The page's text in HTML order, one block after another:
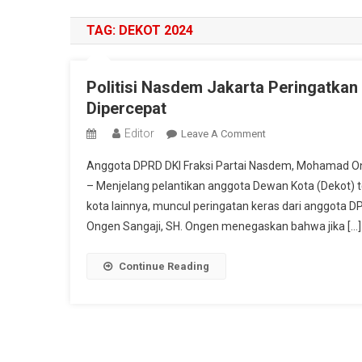
TAG: DEKOT 2024
Politisi Nasdem Jakarta
Dipercepat
Editor Leave A CommentOn
Nasdem
Jakarta
Peringatkan
Potensi
Anggota DPRD DKI Fraksi Partai Nasdem, Mohamad
– Menjelang pelantikan anggota Dewan Kota
kota lainnya, muncul peringatan keras dari anggota
Ongen Sangaji, SH. Ongen menegaskan bahwa jika […]
Continue Reading